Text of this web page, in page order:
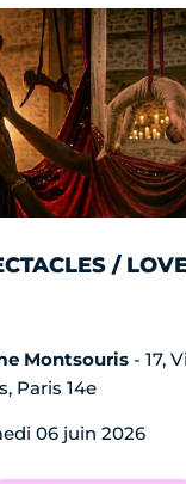
/
Montsouris - 17,
Paris 14e
06 juin 2026